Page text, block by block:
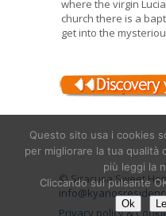
where the virgin
church there is a
get into the
© Siracusa Sweet
Privacy policy &
Questo sito usa i cookies
per migliorare la tua qualità
più leggi la
Cliccando sul pulsante
Ok